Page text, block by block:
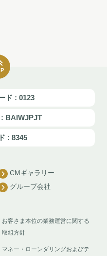
ド : 0123
BAIWJPJT
: 8345
CMギャラリー
グループ会社
お客さま本位の業務運営に関する
取組方針
マネー・ローンダリングおよびテ